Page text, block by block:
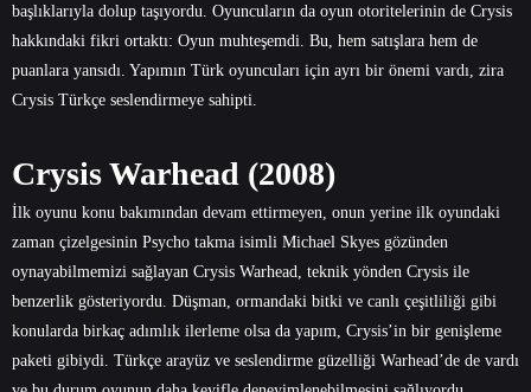
başlıklarıyla dolup taşıyordu. Oyuncuların da oyun otoritelerinin de Crysis
hakkındaki fikri ortaktı: Oyun muhteşemdi. Bu, hem satışlara hem de
puanlara yansıdı. Yapımın Türk oyuncuları için ayrı bir önemi vardı, zira
Crysis Türkçe seslendirmeye sahipti.
Crysis Warhead (2008)
İlk oyunu konu bakımından devam ettirmeyen, onun yerine ilk oyundaki
zaman çizelgesinin Psycho takma isimli Michael Skyes gözünden
oynayabilmemizi sağlayan Crysis Warhead, teknik yönden Crysis ile
benzerlik gösteriyordu. Düşman, ormandaki bitki ve canlı çeşitliliği gibi
konularda birkaç adımlık ilerleme olsa da yapım, Crysis’in bir genişleme
paketi gibiydi. Türkçe arayüz ve seslendirme güzelliği Warhead’de de vardı